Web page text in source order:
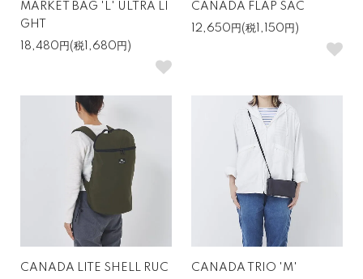
MARKET BAG 'L' ULTRA LI
GHT
18,480円(税1,680円)
CANADA FLAP SAC
12,650円(税1,150円)
CANADA LITE SHELL RUC
CANADA TRIO 'M'